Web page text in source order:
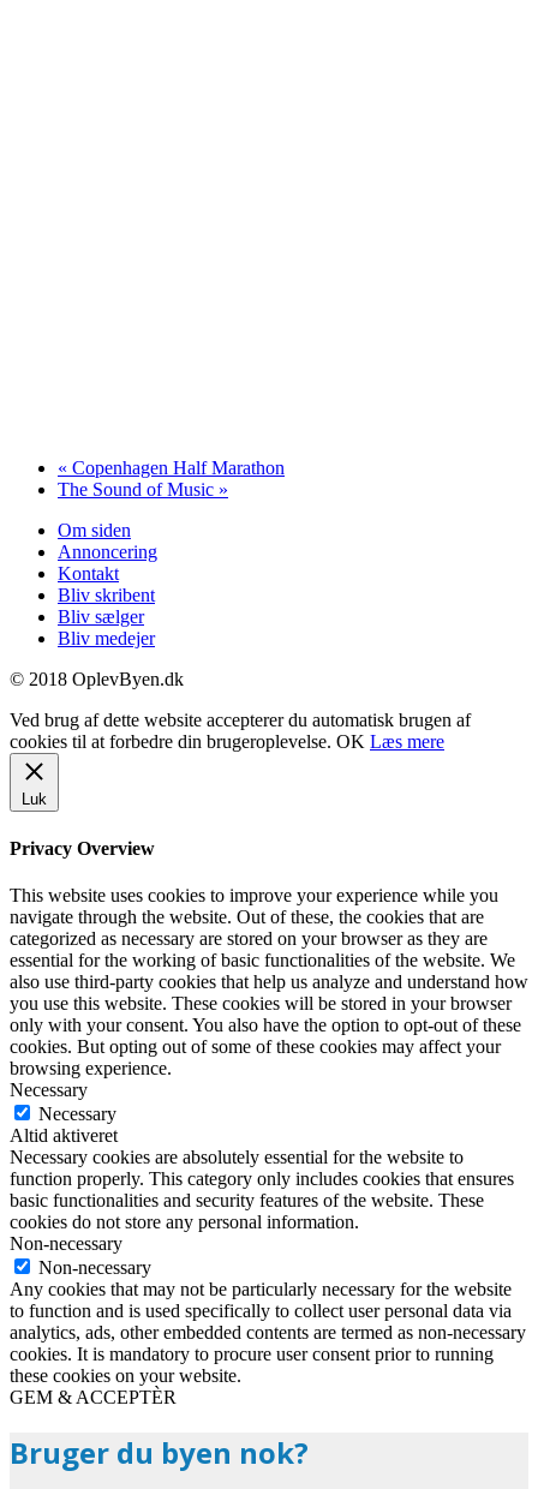
« Copenhagen Half Marathon
The Sound of Music »
Om siden
Annoncering
Kontakt
Bliv skribent
Bliv sælger
Bliv medejer
© 2018 OplevByen.dk
Ved brug af dette website accepterer du automatisk brugen af
cookies til at forbedre din brugeroplevelse. OK Læs mere
Luk
Privacy Overview
This website uses cookies to improve your experience while you
navigate through the website. Out of these, the cookies that are
categorized as necessary are stored on your browser as they are
essential for the working of basic functionalities of the website. We
also use third-party cookies that help us analyze and understand how
you use this website. These cookies will be stored in your browser
only with your consent. You also have the option to opt-out of these
cookies. But opting out of some of these cookies may affect your
browsing experience.
Necessary
Necessary
Altid aktiveret
Necessary cookies are absolutely essential for the website to
function properly. This category only includes cookies that ensures
basic functionalities and security features of the website. These
cookies do not store any personal information.
Non-necessary
Non-necessary
Any cookies that may not be particularly necessary for the website
to function and is used specifically to collect user personal data via
analytics, ads, other embedded contents are termed as non-necessary
cookies. It is mandatory to procure user consent prior to running
these cookies on your website.
GEM & ACCEPTÈR
Bruger du byen nok?